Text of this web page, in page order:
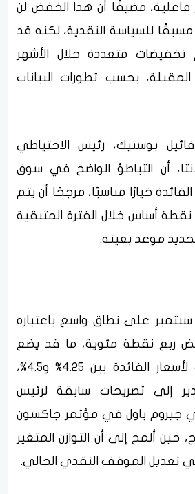
فاعلية، مضيفًا أن هذا الخفض لن
للسياسة النقدية، لكنه قد
تخفيضات متعددة خلال الأشهر
المقبلة، بحسب تطورات البيانات
بوستيك، رئيس الاحتياطي
أن التباطؤ الواضح في سوق
خيارًا مناسبًا، مرجحًا أن يتم
بمقدار 25 نقطة أساس خلال الفترة المتبقية
موعد بعينه.
على نطاق واسع باعتباره
ربع نقطة مئوية، ما قد يضع
النطاق المستهدف لأسعار الفائدة بين 4.25% و4.5%،
إلى تصريحات سابقة لرئيس
جيروم باول في مؤتمر جاكسون
حين ألمح إلى أن التوازن المتغير
تعديل الموقف النقدي الحالي.